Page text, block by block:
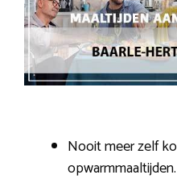
Nooit meer zelf
opwarmmaaltijden.